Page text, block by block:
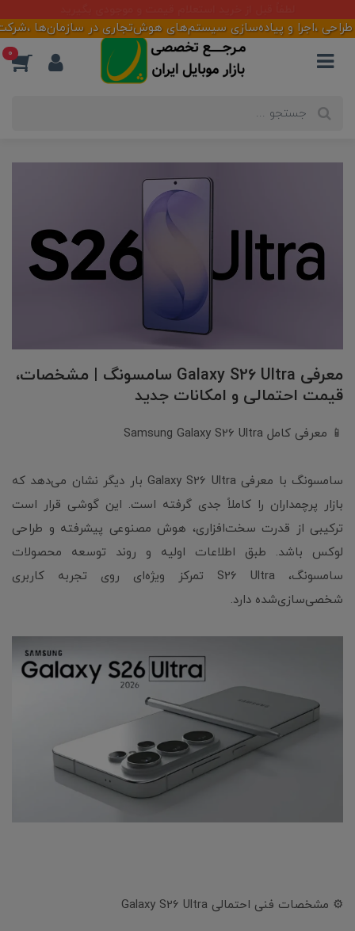
و پیاده‌سازی سیستم‌های هوش‌تجاری در سازمان‌ها ،شرکت‌ها و
0
معرفی Galaxy S26 Ultra سامسونگ | مشخصات،
قیمت احتمالی و امکانات جدید
📱 معرفی کامل Samsung Galaxy S26 Ultra
سامسونگ با معرفی Galaxy S26 Ultra بار دیگر نشان می‌دهد که
بازار پرچمداران را کاملاً جدی گرفته است. این گوشی قرار است
ترکیبی از قدرت سخت‌افزاری، هوش مصنوعی پیشرفته و طراحی
لوکس باشد. طبق اطلاعات اولیه و روند توسعه محصولات
سامسونگ، S26 Ultra تمرکز ویژه‌ای روی تجربه کاربری
شخصی‌سازی‌شده دارد.
⚙️ مشخصات فنی احتمالی Galaxy S26 Ultra